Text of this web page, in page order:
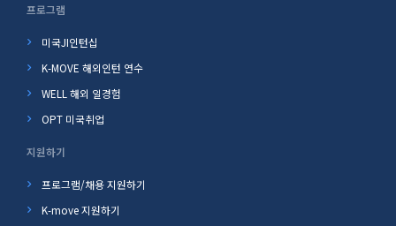
프로그램
미국JI인턴십
K-MOVE 해외인턴 연수
WELL 해외 일경험
OPT 미국취업
지원하기
프로그램/채용 지원하기
K-move 지원하기